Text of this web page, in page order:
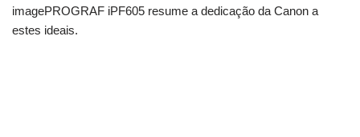
imagePROGRAF iPF605 resume a dedicação da Canon a
estes ideais.